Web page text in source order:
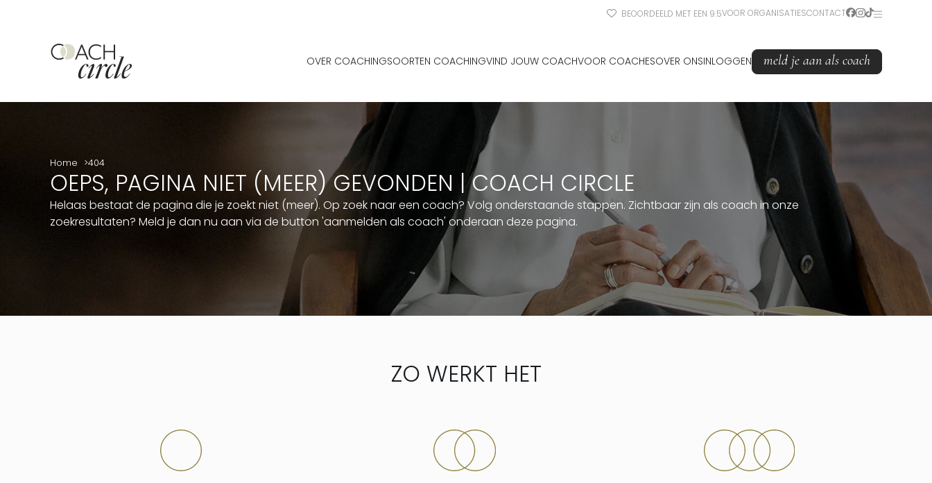
BEOORDEELD MET EEN 9.5VOOR ORGANISATIESCONTACT
OVER COACHINGSOORTEN COACHINGVIND JOUW COACHVOOR COACHESOVER ONSINLOGGEN meld je aan als coach
Home 404
OEPS, PAGINA NIET (MEER) GEVONDEN | COACH CIRCLE
Helaas bestaat de pagina die je zoekt niet (meer). Op zoek naar een coach? Volg onderstaande stappen. Zichtbaar zijn als coach in onze
zoekresultaten? Meld je dan nu aan via de button 'aanmelden als coach' onderaan deze pagina.
ZO WERKT HET